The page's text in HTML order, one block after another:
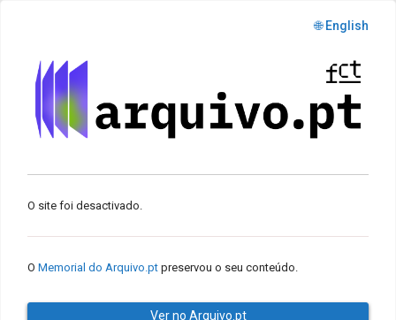
🌐 English
O site foi desactivado.
O Memorial do Arquivo.pt preservou o seu conteúdo.
Ver no Arquivo.pt